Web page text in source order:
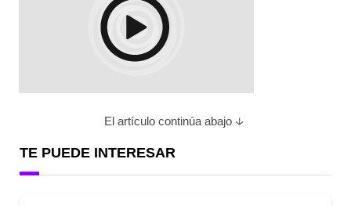
El artículo continúa abajo
TE PUEDE INTERESAR